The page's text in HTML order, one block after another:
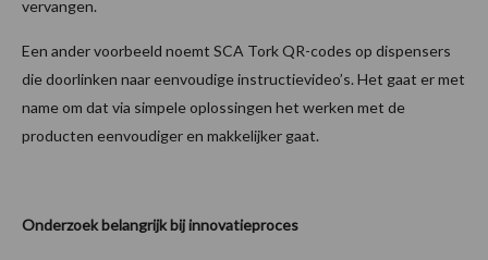
vervangen.
Een ander voorbeeld noemt SCA Tork QR-codes op dispensers
die doorlinken naar eenvoudige instructievideo’s. Het gaat er met
name om dat via simpele oplossingen het werken met de
producten eenvoudiger en makkelijker gaat.
Onderzoek belangrijk bij innovatieproces